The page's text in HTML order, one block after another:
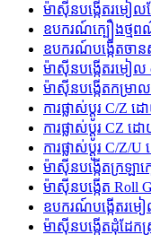
ម៉ាស៊ីនបង្កើតរមៀ
ឧបករណ៍ក្បឿងថ្ម
ឧបករណ៍បង្កើតចា
ម៉ាស៊ីនបង្កើតរមៀល
ម៉ាស៊ីនបង្កើតកម្រាល
ការផ្លាស់ប្តូរ C/Z
ការផ្លាស់ប្តូរ CZ
ការផ្លាស់ប្តូរ C/
ម៉ាស៊ីនបង្កើតក្រឡា
ម៉ាស៊ីនបង្កើត Roll
ឧបករណ៍បង្កើតរម
ម៉ាស៊ីនបង្កើតដុំដែក